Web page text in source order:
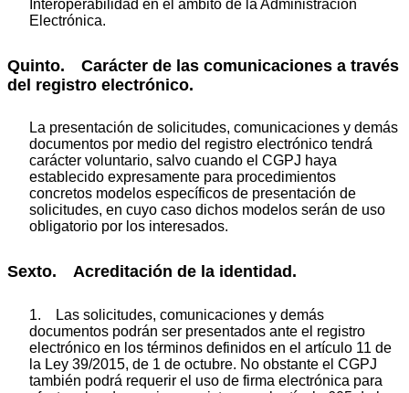
Interoperabilidad en el ámbito de la Administración
Electrónica.
Quinto. Carácter de las comunicaciones a través
del registro electrónico.
La presentación de solicitudes, comunicaciones y demás
documentos por medio del registro electrónico tendrá
carácter voluntario, salvo cuando el CGPJ haya
establecido expresamente para procedimientos
concretos modelos específicos de presentación de
solicitudes, en cuyo caso dichos modelos serán de uso
obligatorio por los interesados.
Sexto. Acreditación de la identidad.
1. Las solicitudes, comunicaciones y demás
documentos podrán ser presentados ante el registro
electrónico en los términos definidos en el artículo 11 de
la Ley 39/2015, de 1 de octubre. No obstante el CGPJ
también podrá requerir el uso de firma electrónica para